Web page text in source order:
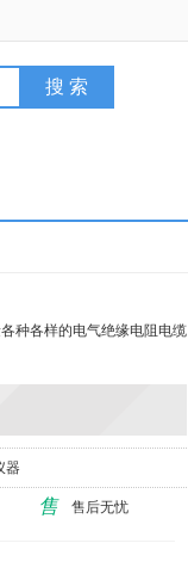
种各样的电气绝缘电阻电缆
器
售 售后无忧